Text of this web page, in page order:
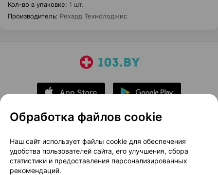
Кол-во в упаковке: 1 шт.
Производитель: Рехард Технолоджис
О проекте
Новости проекта
Размещение рекламы
Медицинский маркетинг
Публичный договор
Доставка
Обработка файлов cookie
Наш сайт использует файлы cookie для обеспечения
удобства пользователей сайта, его улучшения, сбора
статистики и предоставления персонализированных
рекомендаций.